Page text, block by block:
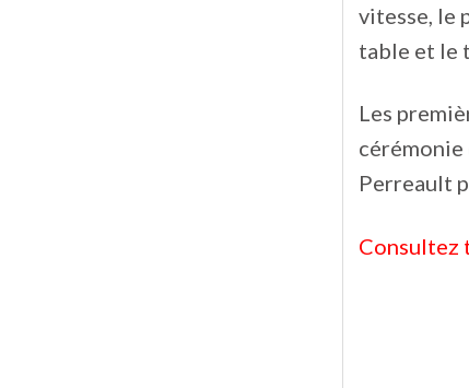
vitesse, le
table et le
Les
cérémonie
Perreault
Consultez